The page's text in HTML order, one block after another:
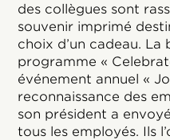
des collègues sont
souvenir imprimé
choix d’un cadeau. La
programme «
événement annuel «
reconnaissance des
son président a
tous les employés. Ils